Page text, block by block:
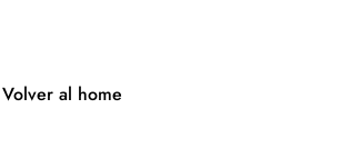
Volver al home